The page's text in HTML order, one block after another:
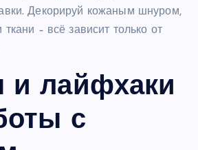
Декорируй кожаным шнуром,
– всё зависит только от
и лайфхаки
с